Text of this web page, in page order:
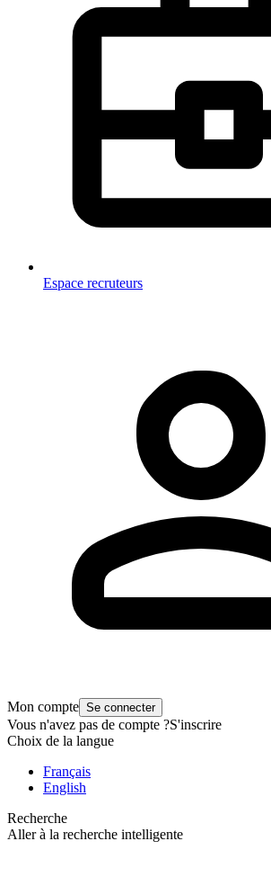
Espace recruteurs
Mon compte Se connecter
Vous n'avez pas de compte ?S'inscrire
Choix de la langue
Français
English
Recherche
Aller à la recherche intelligente